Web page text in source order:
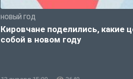
НОВЫЙ ГОД
Кировчане поделились, какие
собой в новом году